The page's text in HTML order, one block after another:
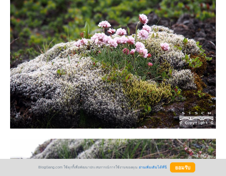
BlogGang.com ใช้คุกกี้เพื่อพัฒนาประสบการณ์การใช้งานของคุณ อ่านเพิ่มเติมได้ที่นี่